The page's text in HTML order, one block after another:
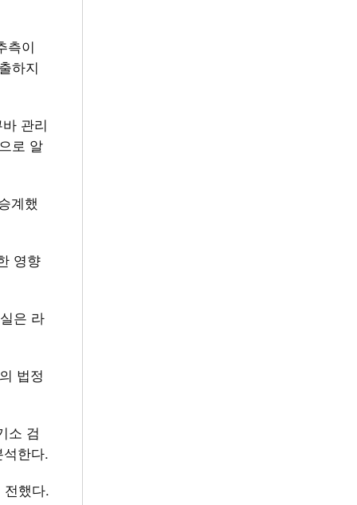
측이
하지
관리
로 알
계했
영향
은 라
법정
소 검
한다.
했다.